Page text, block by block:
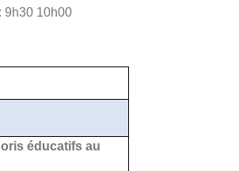
9h30 10h00
éducatifs au